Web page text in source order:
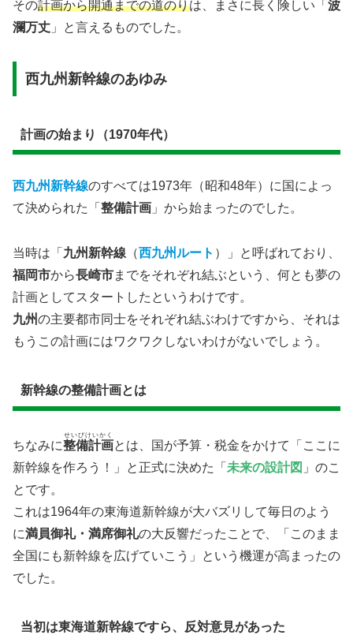
その計画から開通までの道のりは、まさに長く険しい「 波
瀾万丈 」と言えるものでした。
​西九州新幹線のあゆみ
​計画の始まり（1970年代）
西九州新幹線のすべては1973年（昭和48年）に国によっ
て決められた「 整備計画 」から始まったのでした。
当時は「 九州新幹線 （西九州ルート ）」と呼ばれており、
福岡市から長崎市までをそれぞれ結ぶという、何とも夢の
計画としてスタートしたというわけです。
九州の主要都市同士をそれぞれ結ぶわけですから、それは
もうこの計画にはワクワクしないわけがないでしょう。
新幹線の整備計画とは
ちなみに​整備計画
せいびけいかく
とは、​国が予算・税金をかけて「ここに
新幹線を作ろう！」と正式に決めた「 未来の設計図 」のこ
とです。
これは1964年の東海道新幹線が大バズリして毎日のよう
に満員御礼・満席御礼の大反響だったことで、「このまま
全国にも新幹線を広げていこう」という機運が高まったの
でした。
当初は東海道新幹線ですら、反対意見があった